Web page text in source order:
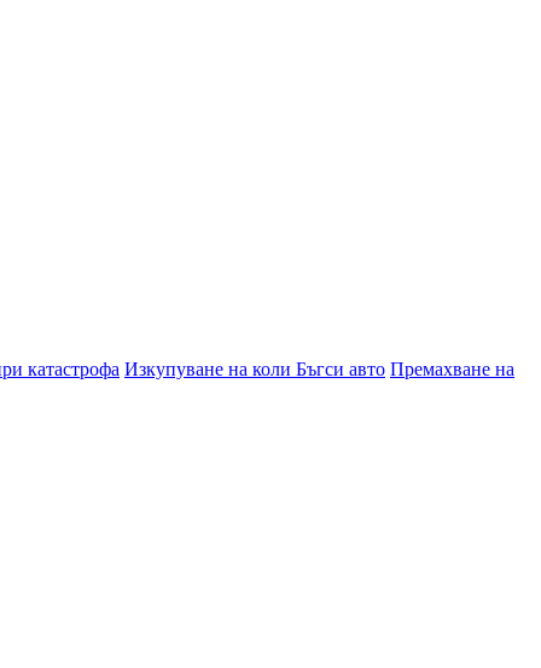
катастрофа Изкупуване на коли Бъгси авто Премахване на